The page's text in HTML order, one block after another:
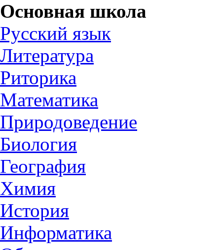
Основная школа
Русский язык
Литература
Риторика
Математика
Природоведение
Биология
География
Химия
История
Информатика